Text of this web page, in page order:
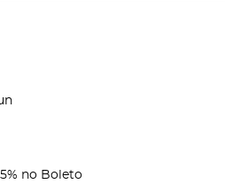
5% no Boleto